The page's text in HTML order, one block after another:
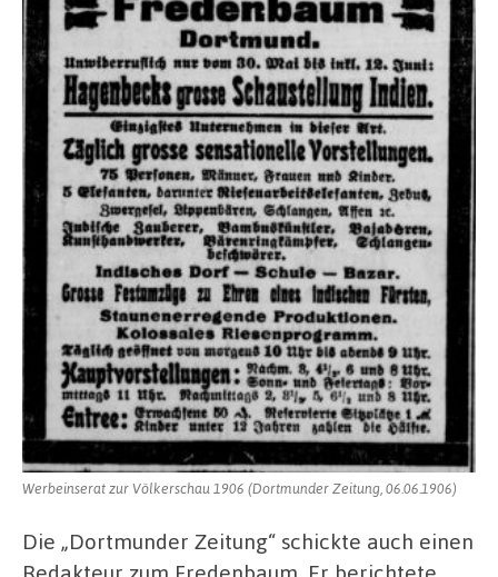
Werbeinserat zur Völkerschau 1906 (Dortmunder Zeitung, 06.06.1906)
Die „Dortmunder Zeitung“ schickte auch einen